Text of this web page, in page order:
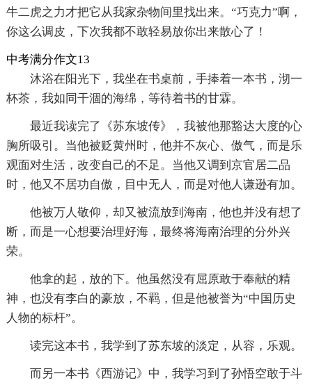
牛二虎之力才把它从我家杂物间里找出来。“巧克力”啊，
你这么调皮，下次我都不敢轻易放你出来散心了！
中考满分作文13
沐浴在阳光下，我坐在书桌前，手捧着一本书，沏一
杯茶，我如同干涸的海绵，等待着书的甘霖。
最近我读完了《苏东坡传》，我被他那豁达大度的心
胸所吸引。当他被贬黄州时，他并不灰心、傲气，而是乐
观面对生活，改变自己的不足。当他又调到京官居二品
时，他又不居功自傲，目中无人，而是对他人谦逊有加。
他被万人敬仰，却又被流放到海南，他也并没有想了
断，而是一心想要治理好海，最终将海南治理的分外兴
荣。
他拿的起，放的下。他虽然没有屈原敢于奉献的精
神，也没有李白的豪放，不羁，但是他被誉为“中国历史
人物的标杆”。
读完这本书，我学到了苏东坡的淡定，从容，乐观。
而另一本书《西游记》中，我学习到了孙悟空敢于斗